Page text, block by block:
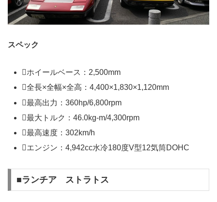
スペック
ホイールベース：2,500mm
全長×全幅×全高：4,400×1,830×1,120mm
最高出力：360hp/6,800rpm
最大トルク：46.0kg-m/4,300rpm
最高速度：302km/h
エンジン：4,942cc水冷180度V型12気筒DOHC
■ランチア ストラトス